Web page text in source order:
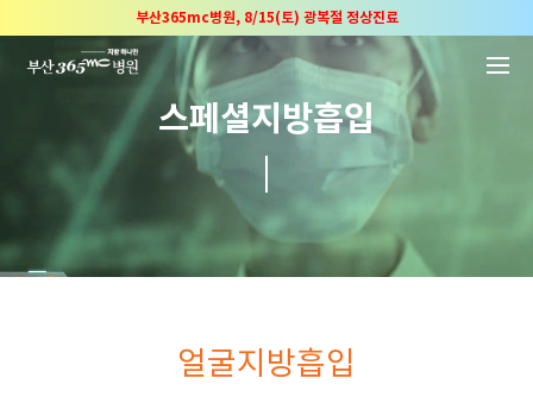
2025 "부산365mc 보건복지부 장관상" 수상!
부산365mc병원, 8/15(토) 광복절 정상진료
부산365mc병원, 2년 연속 "Awards 2관왕" 수상
2025 "부산365mc 보건복지부 장관상" 수상!
부산365mc병원, 8/15(토) 광복절 정상진료
부산365mc병원, 2년 연속 "Awards 2관왕" 수상
2025 "부산365mc 보건복지부 장관상" 수상!
스페셜지방흡입
얼굴지방흡입